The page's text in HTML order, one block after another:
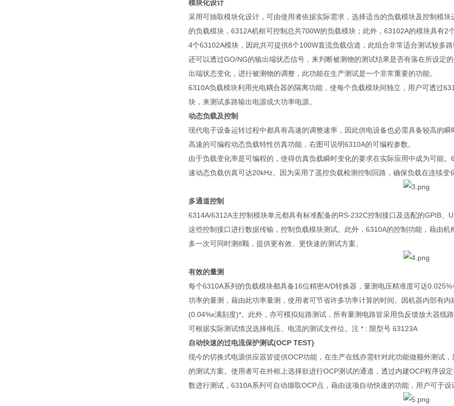
模块化设计
采用可抽取模块化设计，可由使用者依据实际需求，选择适当的负载模块及控制模块
的负载模块， 6312A机框可控制总共700W的负载模块；此外， 63102A的模块具有2
4个63102A模块，因此共可提供8个100W直流负载信道，此组合非常适合测试较多
还可以透过GO/NG的输出端状态信号，来判断被测物的测试结果是否有落在所设定
出端状态变化，进行被测物的调整，此功能在生产测试是一个非常重要的功能。
6310A负载模块利用光电耦合器的隔离功能，使每个负载模块间独立，用户可透过
块，来测试多路输出电源或大功率电源。
动态负载及控制
现代电子设备运转过程中都具有高速的调整速率，因此供电设备也必需具备较高的
高速的可编程动态负载特性仿真功能，右图可说明6310A的可编程参数。
由于负载变化率是可编程的，使得仿真负载瞬时变化的要求在实际应用中成为可能。
速动态负载仿真可达20kHz。因为采用了遥控负载检测控制回路，确保负载在连续变
多通道控制
6314A/6312A主控制模块单元都具有标准配备的RS-232C控制接口及选配的GPIB
这些控制接口进行数据传输，控制负载模块测试。此外， 6310A的控制功能，藉由机
多一次可同时测8颗，提供更有效、更快速的测试方案。
有效的量测
每个6310A系列的负载模块都具备16位精密A/D转换器，量测电压精准度可达
功率的量测，藉由此功率量测，使用者可节省许多功率计算的时间。因机器内部有
(0.04%x满刻度)*。此外，亦可模拟短路测试，所有量测电路皆采用负反馈放大器线
可根据实际测试情况选择电压、电流的测试文件位。注 * : 限型号 63123A
自动快速的过电流保护测试(OCP TEST)
现今的切换式电源供应器皆提供OCP功能，在生产在线亦需针对此功能做额外测试，
的测试方案。使用者可在外框上选择欲进行OCP测试的通道，透过内建OCP程序设
数进行测试， 6310A系列可自动撷取OCP点，藉由这项自动快速的功能，用户可于